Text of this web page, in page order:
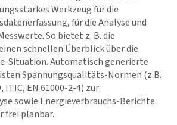
Werkzeug für die
für die Analyse und
So bietet z. B. die
schnellen Überblick über die
Situation. Automatisch generierte
Spannungsqualitäts-Normen (z.B.
ITIC, EN 61000-2-4) zur
sowie Energieverbrauchs-Berichte
frei planbar.